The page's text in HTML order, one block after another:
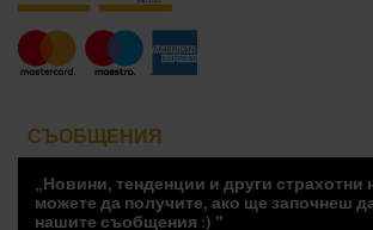
СЪОБЩЕНИЯ
„Новини, тенденции и други страхотни
можете да получите, ако ще започнеш
нашите съобщения :) "